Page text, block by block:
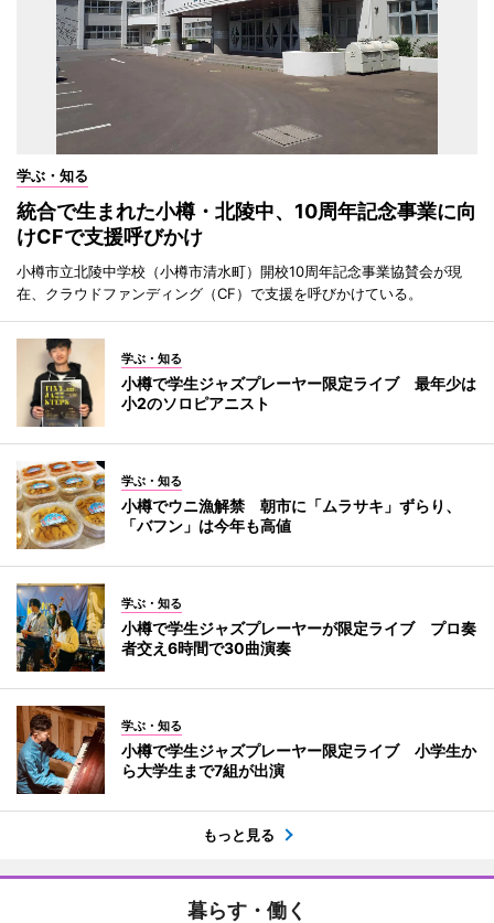
学ぶ・知る
統合で生まれた小樽・北陵中、10周年記念事業に向
けCFで支援呼びかけ
小樽市立北陵中学校（小樽市清水町）開校10周年記念事業協賛会が現
在、クラウドファンディング（CF）で支援を呼びかけている。
学ぶ・知る
小樽で学生ジャズプレーヤー限定ライブ 最年少は
小2のソロピアニスト
学ぶ・知る
小樽でウニ漁解禁 朝市に「ムラサキ」ずらり、
「バフン」は今年も高値
学ぶ・知る
小樽で学生ジャズプレーヤーが限定ライブ プロ奏
者交え6時間で30曲演奏
学ぶ・知る
小樽で学生ジャズプレーヤー限定ライブ 小学生か
ら大学生まで7組が出演
もっと見る
暮らす・働く